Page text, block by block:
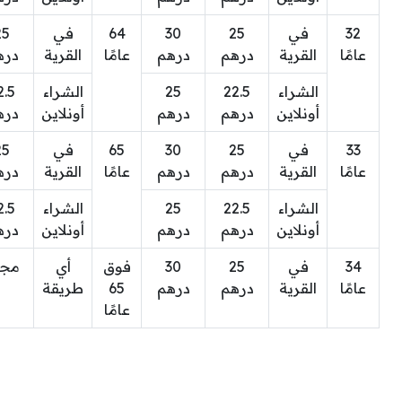
32
عامًا
في
القرية
25
درهم
30
درهم
64
عامًا
في
القرية
الشراء
أونلاين
22.5
درهم
25
درهم
الشراء
أونلاين
33
عامًا
في
القرية
25
درهم
30
درهم
65
عامًا
في
القرية
الشراء
أونلاين
22.5
درهم
25
درهم
الشراء
أونلاين
34
عامًا
في
القرية
25
درهم
30
درهم
فوق
65
عامًا
أي
طريقة